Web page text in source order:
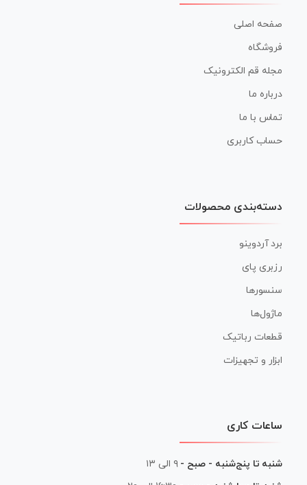
صفحه اصلی
فروشگاه
مجله قم الکترونیک
درباره ما
تماس با ما
حساب کاربری
دسته‌بندی محصولات
برد آردوینو
رزبری پای
سنسورها
ماژول‌ها
قطعات رباتیک
ابزار و تجهیزات
ساعات کاری
شنبه تا پنج‌شنبه - صبح - ۹ الی ۱۳